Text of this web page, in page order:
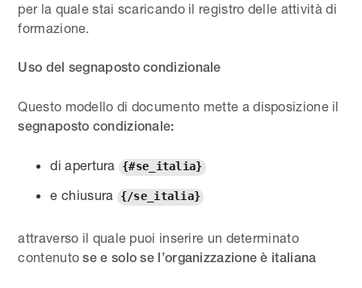
per la quale stai scaricando il registro delle attività di
formazione.
Uso del segnaposto condizionale
Questo modello di documento mette a disposizione il
segnaposto condizionale:
di apertura {#se_italia}
e chiusura {/se_italia}
attraverso il quale puoi inserire un determinato
contenutose e solo se l’organizzazione è italiana